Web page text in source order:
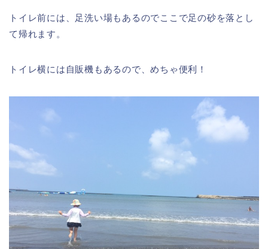
トイレ前には、 足洗い場もあるのでここで足の砂を落とし
て帰れます。
トイレ横には 自販機もあるので、めちゃ便利！